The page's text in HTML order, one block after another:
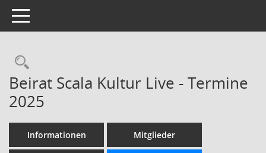
Toggle navigation
Rechercheauswahl
Beirat Scala Kultur Live - Termine
2025
Informationen Mitglieder